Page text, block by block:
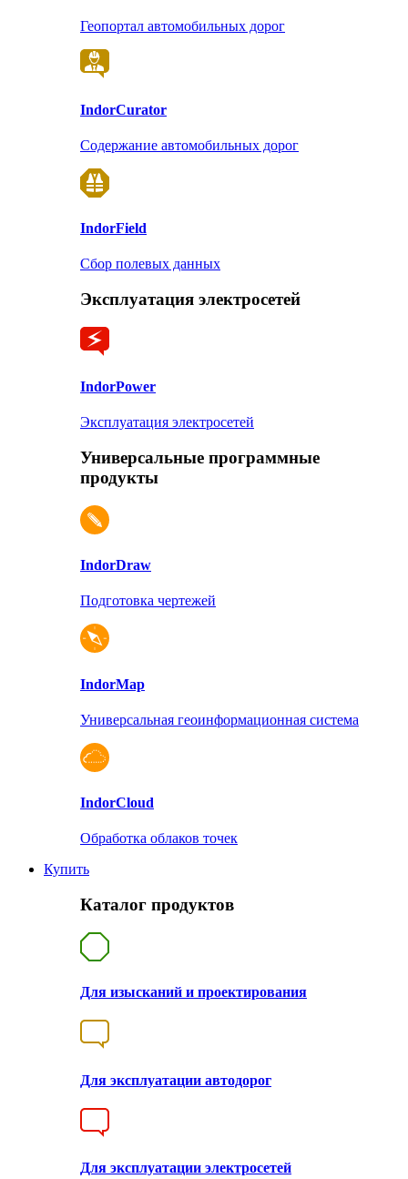
Геопортал автомобильных дорог
IndorCurator
Содержание автомобильных дорог
IndorField
Сбор полевых данных
Эксплуатация электросетей
IndorPower
Эксплуатация электросетей
Универсальные программные
продукты
IndorDraw
Подготовка чертежей
IndorMap
Универсальная геоинформационная система
IndorCloud
Обработка облаков точек
Купить
Каталог продуктов
Для изысканий и проектирования
Для эксплуатации автодорог
Для эксплуатации электросетей